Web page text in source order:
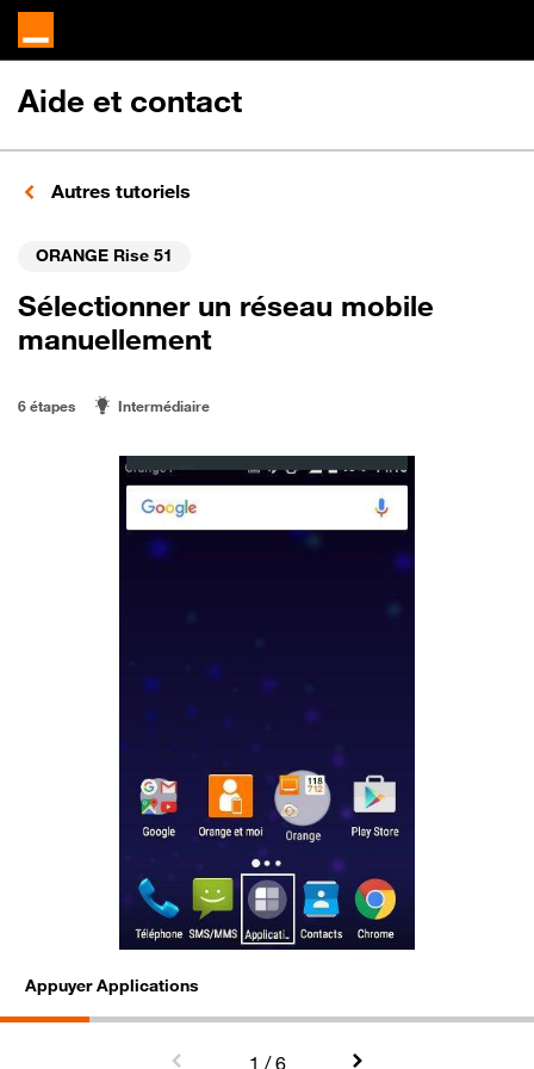
Aide et contact
Autres tutoriels
ORANGE Rise 51
Sélectionner un réseau mobile
manuellement
6 étapes Intermédiaire
Appuyer Applications
1 / 6